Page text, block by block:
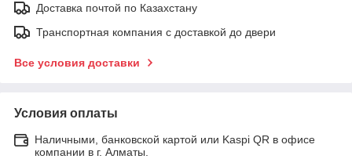
Доставка почтой по Казахстану
Транспортная компания с доставкой до двери
Все условия доставки
Условия оплаты
Наличными, банковской картой или Kaspi QR в офисе
компании в г. Алматы.